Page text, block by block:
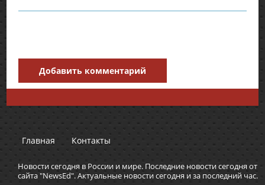
Добавить комментарий
Главная Контакты
Новости сегодня в России и мире. Последние новости сегодня от
сайта "NewsEd". Актуальные новости сегодня и за последний час.